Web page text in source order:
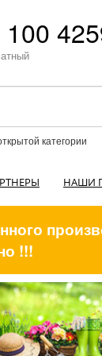
категории
НАШИ
!!!